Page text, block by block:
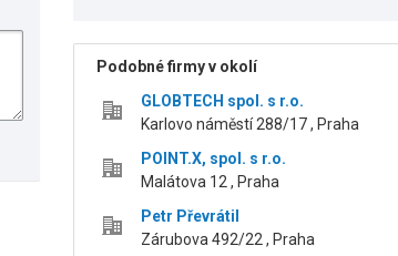
Podobné firmy v okolí
GLOBTECH spol. s r.o.
Karlovo náměstí 288/17 , Praha
POINT.X, spol. s r.o.
Malátova 12 , Praha
Petr Převrátil
Zárubova 492/22 , Praha